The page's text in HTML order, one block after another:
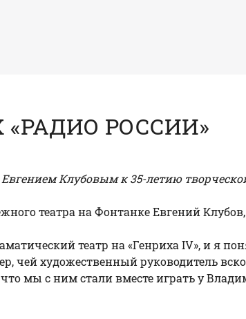
РОССИИ»
Клубовым к 35-летию
театра на ФонтанкеЕвгений Клубов
театр на «Генриха IV», и я
чей художественный руководитель
мы с ним стали вместе играть у